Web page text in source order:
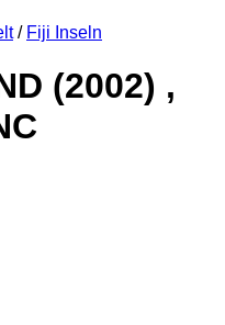
/ Fiji Inseln
(2002) ,